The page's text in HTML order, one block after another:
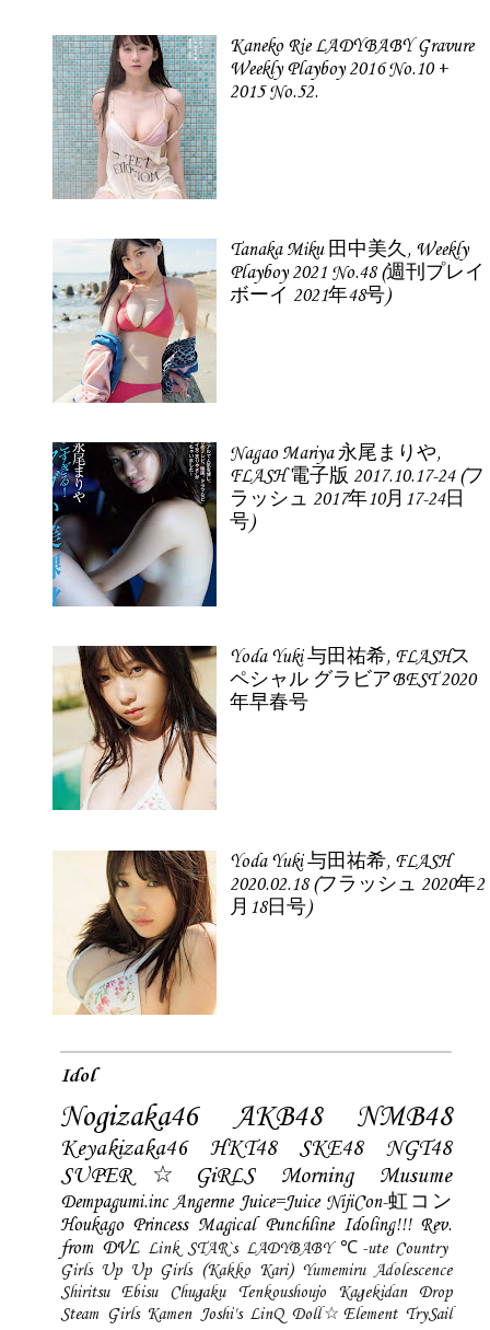
Kaneko Rie LADYBABY Gravure
Weekly Playboy 2016 No.10 +
2015 No.52.
Tanaka Miku 田中美久, Weekly
Playboy 2021 No.48 (週刊プレイ
ボーイ 2021年48号)
Nagao Mariya 永尾まりや,
FLASH 電子版 2017.10.17-24 (フ
ラッシュ 2017年10月17-24日
号)
Yoda Yuki 与田祐希, FLASHス
ペシャル グラビアBEST 2020
年早春号
Yoda Yuki 与田祐希, FLASH
2020.02.18 (フラッシュ 2020年2
月18日号)
Idol
Nogizaka46 AKB48 NMB48
Keyakizaka46 HKT48 SKE48
NGT48
SUPER☆GiRLS
Morning Musume
Dempagumi.inc Angerme Juice=Juice NijiCon-虹コン
Houkago Princess Magical Punchline Idoling!!! Rev.
from DVL Link STAR`s LADYBABY ℃-ute Country
Girls Up Up Girls (Kakko Kari) Yumemiru Adolescence
Shiritsu Ebisu Chugaku
Tenkoushoujo Kagekidan
Drop
Steam Girls Kamen Joshi's LinQ Doll☆Element TrySail